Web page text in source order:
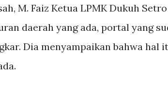
M. Faiz Ketua LPMK Dukuh
daerah yang ada, portal yang
Dia menyampaikan bahwa hal